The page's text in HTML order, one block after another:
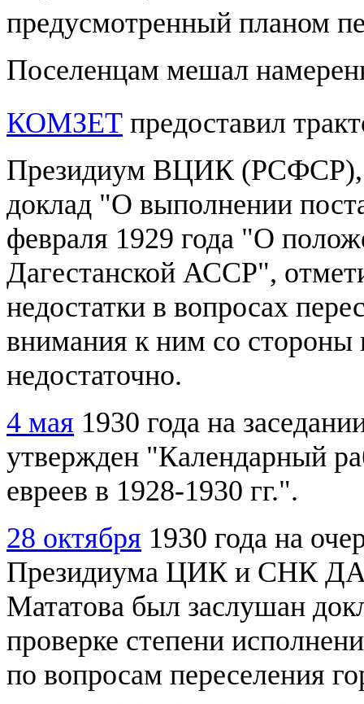
предусмотренный планом
Поселенцам мешал
КОМЗЕТ предоставил
Президиум ВЦИК (РСФСР),
доклад "О выполнении
февраля 1929 года "О
Дагестанской АССР",
недостатки в вопросах
внимания к ним со стороны
недостаточно.
4 мая 1930 года на
утвержден "Календарный
евреев в 1928-1930 гг.".
28 октября 1930 года на
Президиума ЦИК и СНК
Мататова был заслушан
проверке степени
по вопросам переселения